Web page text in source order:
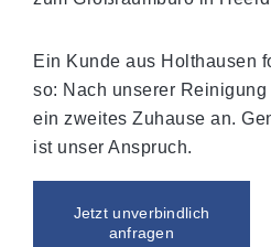
Ein Kunde aus Holthausen
so: Nach unserer
ein zweites Zuhause an.
ist unser Anspruch.
Jetzt unverbindlich
anfragen